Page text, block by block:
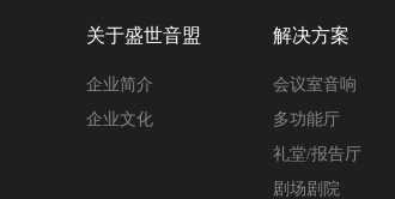
关于盛世音盟
企业简介
企业文化
解决方案
会议室音响
多功能厅
礼堂/报告厅
剧场剧院